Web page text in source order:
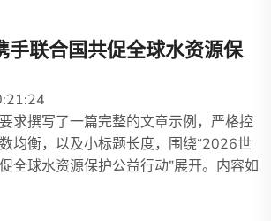
手联合国共促全球水资源保
求撰写了一篇完整的文章示例，严格控
均衡，以及小标题长度，围绕“2026世
全球水资源保护公益行动”展开。内容如